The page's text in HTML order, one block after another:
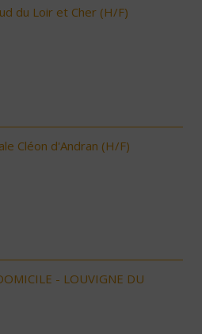
du Loir et Cher (H/F)
Cléon d'Andran (H/F)
- LOUVIGNE DU